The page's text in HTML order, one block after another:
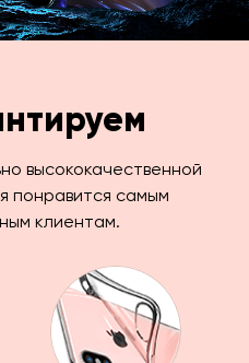
высококачественной
понравится самым
клиентам.